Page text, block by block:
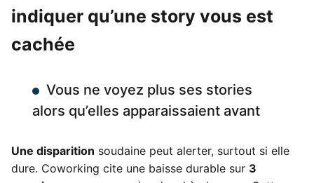
indiquer qu’une story vous est
cachée
Vous ne voyez plus ses stories
alors qu’elles apparaissaient avant
Une disparition soudaine peut alerter, surtout si elle
dure. Coworking cite une baisse durable sur 3